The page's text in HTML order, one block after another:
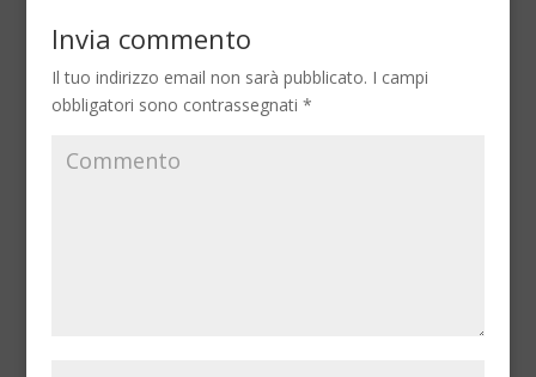
Invia commento
Il tuo indirizzo email non sarà pubblicato. I campi
obbligatori sono contrassegnati *